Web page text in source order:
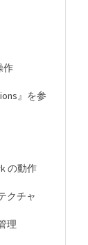
作
』を参
の動作
クチャ
理